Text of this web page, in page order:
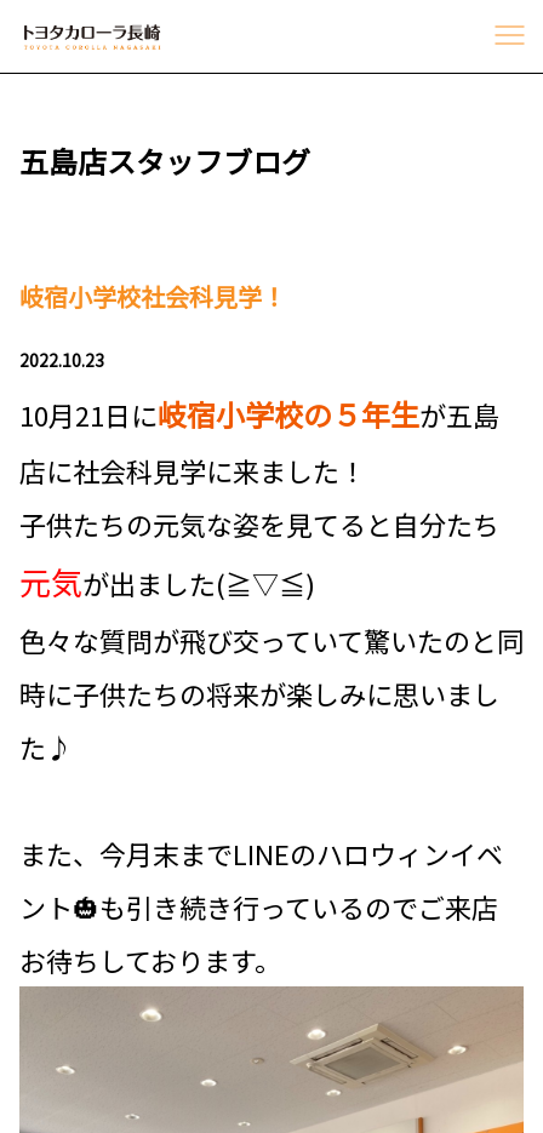
五島店スタッフブログ
岐宿小学校社会科見学！
2022.10.23
10月21日に岐宿小学校の５年生が五島
店に社会科見学に来ました！
子供たちの元気な姿を見てると自分たち
元気が出ました(≧▽≦)
色々な質問が飛び交っていて驚いたのと同
時に子供たちの将来が楽しみに思いまし
た♪
また、今月末までLINEのハロウィンイベ
ント🎃も引き続き行っているのでご来店
お待ちしております。